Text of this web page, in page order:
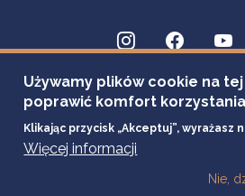
Używamy plików cookie na
poprawić komfort
Klikając przycisk „Akceptuj”, wyrażasz
Więcej informacji
Nie,